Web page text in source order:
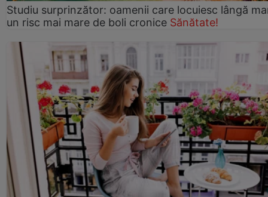
Studiu surprinzător: oamenii care locuiesc lângă
un risc mai mare de boli cronice Sănătate!